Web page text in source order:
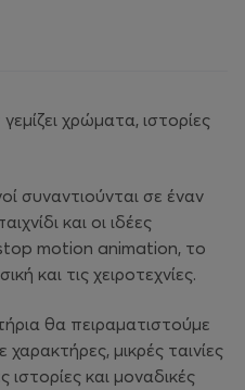
χρώματα, ιστορίες
συναντιούνται σε έναν
και οι ιδέες
motion animation, το
και τις χειροτεχνίες.
θα πειραματιστούμε
μικρές ταινίες
και μοναδικές